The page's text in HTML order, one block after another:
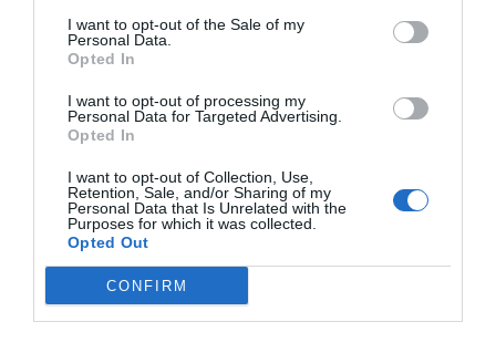
I want to opt-out of the Sale of my
Personal Data.
Opted In
I want to opt-out of processing my
Personal Data for Targeted Advertising.
Opted In
I want to opt-out of Collection, Use,
Retention, Sale, and/or Sharing of my
Personal Data that Is Unrelated with the
Purposes for which it was collected.
Opted Out
CONFIRM
αμάχους” στον Λίβανο, σύμφωνα με ανακοίνωσή της.
Παράλληλα ο ισραηλινός στρατός ανακοίνωσε ότι ένας
πύραυλος ερρίφθη από τον Λίβανο στο κεντρικό Ισραήλ και
έπεσε σε ανοιχτό χώρο. Σύμφωνα με τον στρατό, δεν ήχησαν
ισραηλινός στρατός στην ανακοίνωση του, στην οποία δεν
διευκρίνισε περαιτέρω.